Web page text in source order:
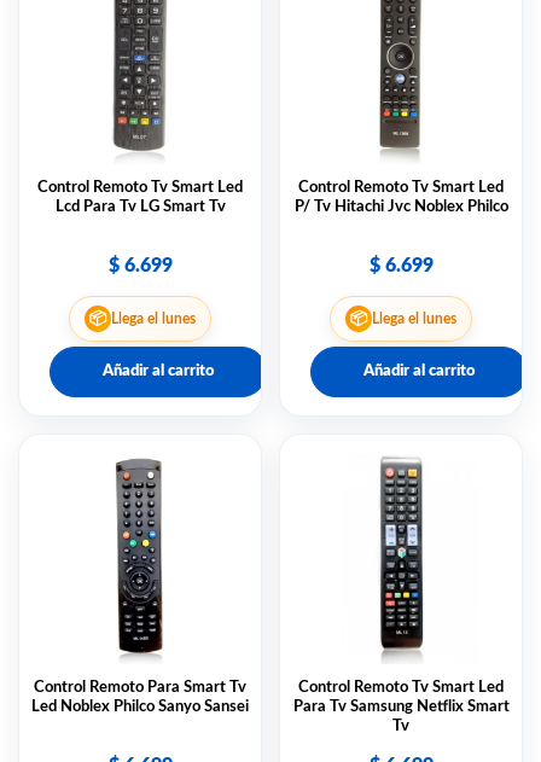
Control Remoto Tv Smart Led
Lcd Para Tv LG Smart Tv
$6.699
📦 Llega el lunes
Añadir al carrito
Control Remoto Tv Smart Led
P/ Tv Hitachi Jvc Noblex Philco
$6.699
📦 Llega el lunes
Añadir al carrito
Control Remoto Para Smart Tv
Led Noblex Philco Sanyo Sansei
Control Remoto Tv Smart Led
Para Tv Samsung Netflix Smart
Tv